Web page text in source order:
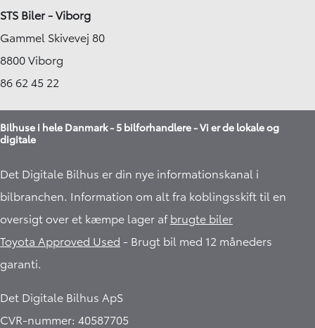
STS Biler - Viborg
Gammel Skivevej 80
8800 Viborg
86 62 45 22
Bilhuse i hele Danmark - 5 bilforhandlere - Vi er de lokale og
digitale
Det Digitale Bilhus er din nye informationskanal i
bilbranchen. Information om alt fra koblingsskift til en
oversigt over et kæmpe lager afbrugte biler
Toyota Approved Used - Brugt bil med 12 måneders
garanti.​
Det Digitale Bilhus ApS
CVR-nummer: 40587705